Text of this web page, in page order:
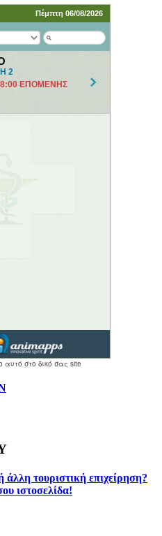
άλλη τουριστική επιχείρηση?
ιστοσελίδα!